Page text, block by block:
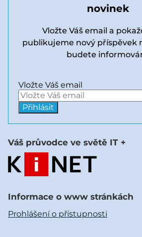
novinek
Vložte Váš email a
publikujeme nový příspěvek
budete
Vložte Váš email
Váš průvodce ve světě IT +
Informace o www stránkách
Prohlášení o přístupnosti